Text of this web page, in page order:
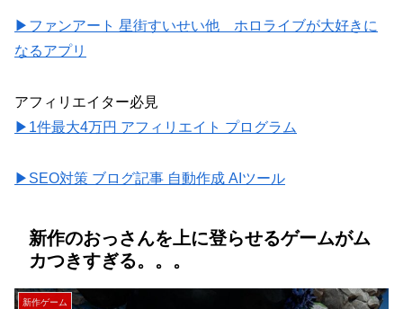
▶ファンアート 星街すいせい他 ホロライブが大好きに
なるアプリ
アフィリエイター必見
▶1件最大4万円 アフィリエイト プログラム
▶SEO対策 ブログ記事 自動作成 AIツール
新作のおっさんを上に登らせるゲームがム
カつきすぎる。。。
新作ゲーム